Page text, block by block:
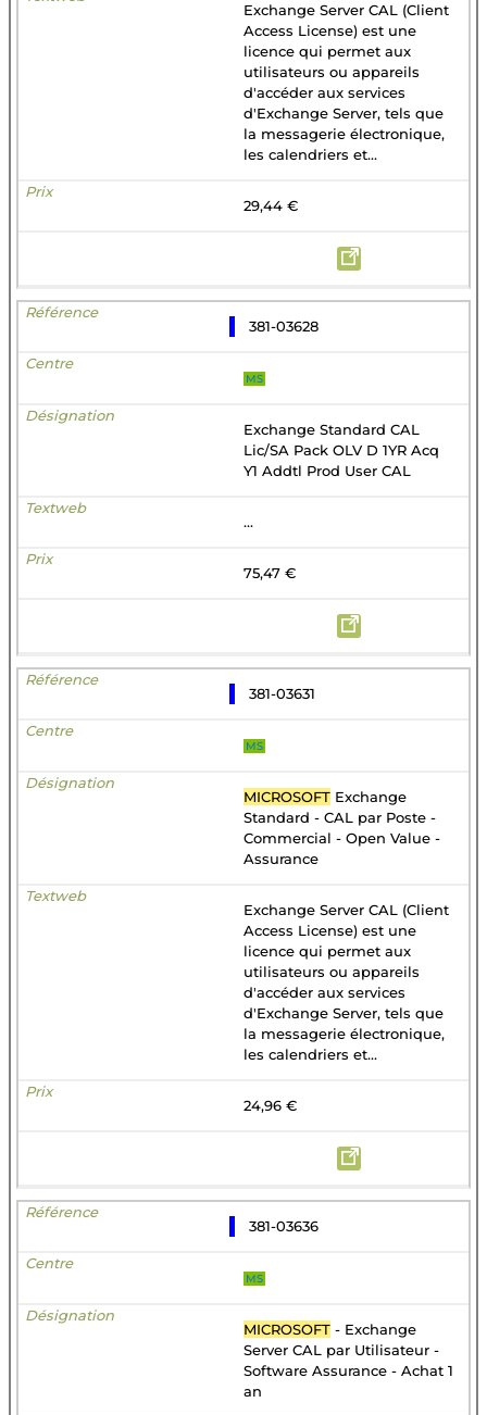
Exchange Server CAL (Client
Access License) est une
licence qui permet aux
utilisateurs ou appareils
d'accéder aux services
d'Exchange Server, tels que
la messagerie électronique,
les calendriers et...
29,44 €
381-03628
MS
Exchange Standard CAL
Lic/SA Pack OLV D 1YR Acq
Y1 Addtl Prod User CAL
...
75,47 €
381-03631
MS
MICROSOFT Exchange
Standard - CAL par Poste -
Commercial - Open Value -
Assurance
Exchange Server CAL (Client
Access License) est une
licence qui permet aux
utilisateurs ou appareils
d'accéder aux services
d'Exchange Server, tels que
la messagerie électronique,
les calendriers et...
24,96 €
381-03636
MS
MICROSOFT - Exchange
Server CAL par Utilisateur -
Software Assurance - Achat 1
an